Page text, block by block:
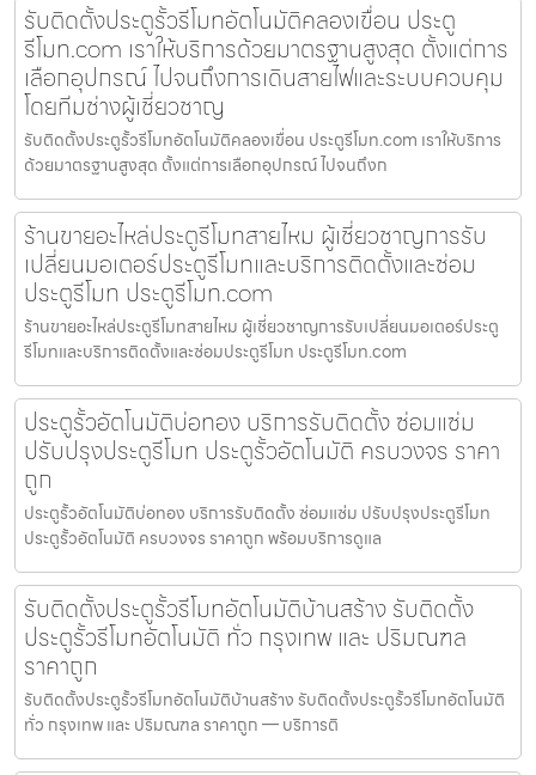
รับติดตั้งประตูรั้วรีโมทอัตโนมัติคลองเขื่อน ประตู
รีโมท.com เราให้บริการด้วยมาตรฐานสูงสุด ตั้งแต่การ
เลือกอุปกรณ์ ไปจนถึงการเดินสายไฟและระบบควบคุม
โดยทีมช่างผู้เชี่ยวชาญ
รับติดตั้งประตูรั้วรีโมทอัตโนมัติคลองเขื่อน ประตูรีโมท.com เราให้บริการ
ด้วยมาตรฐานสูงสุด ตั้งแต่การเลือกอุปกรณ์ ไปจนถึงก
ร้านขายอะไหล่ประตูรีโมทสายไหม ผู้เชี่ยวชาญการรับ
เปลี่ยนมอเตอร์ประตูรีโมทและบริการติดตั้งและซ่อม
ประตูรีโมท ประตูรีโมท.com
ร้านขายอะไหล่ประตูรีโมทสายไหม ผู้เชี่ยวชาญการรับเปลี่ยนมอเตอร์ประตู
รีโมทและบริการติดตั้งและซ่อมประตูรีโมท ประตูรีโมท.com
ประตูรั้วอัตโนมัติบ่อทอง บริการรับติดตั้ง ซ่อมแซ่ม
ปรับปรุงประตูรีโมท ประตูรั้วอัตโนมัติ ครบวงจร ราคา
ถูก
ประตูรั้วอัตโนมัติบ่อทอง บริการรับติดตั้ง ซ่อมแซ่ม ปรับปรุงประตูรีโมท
ประตูรั้วอัตโนมัติ ครบวงจร ราคาถูก พร้อมบริการดูแล
รับติดตั้งประตูรั้วรีโมทอัตโนมัติบ้านสร้าง รับติดตั้ง
ประตูรั้วรีโมทอัตโนมัติ ทั่ว กรุงเทพ และ ปริมณฑล
ราคาถูก
รับติดตั้งประตูรั้วรีโมทอัตโนมัติบ้านสร้าง รับติดตั้งประตูรั้วรีโมทอัตโนมัติ
ทั่ว กรุงเทพ และ ปริมณฑล ราคาถูก — บริการติ